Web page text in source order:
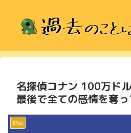
名探偵コナン 100万ド
最後で全ての感情を奪
映画